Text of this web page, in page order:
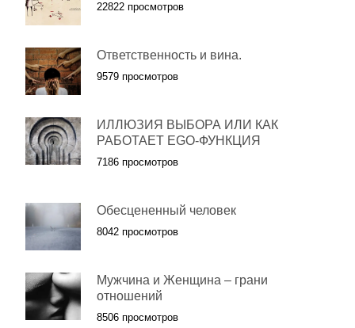
22822 просмотров
Ответственность и вина.
9579 просмотров
ИЛЛЮЗИЯ ВЫБОРА ИЛИ КАК
РАБОТАЕТ EGO-ФУНКЦИЯ
7186 просмотров
Обесцененный человек
8042 просмотров
Мужчина и Женщина – грани
отношений
8506 просмотров